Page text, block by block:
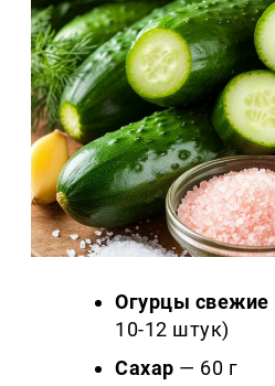
Огурцы свежие
10-12 штук)
Сахар — 60 г